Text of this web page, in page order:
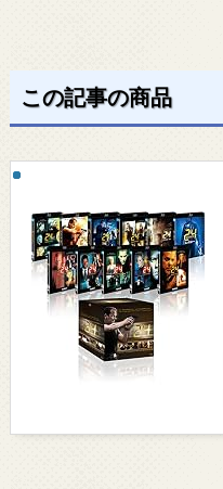
この記事の商品